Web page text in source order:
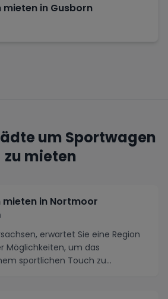
mieten in Gusborn
um Sportwagen
zu mieten
in Nortmoor
erwartet Sie eine Region
Möglichkeiten, um das
sportlichen Touch zu